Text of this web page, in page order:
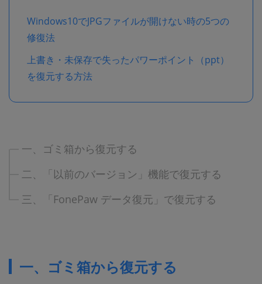
Windows10でJPGファイルが開けない時の5つの
修復法
上書き・未保存で失ったパワーポイント（ppt）
を復元する方法
一、ゴミ箱から復元する​
二、「以前のバージョン」機能で復元する
三、「FonePaw データ復元」で復元する
一、ゴミ箱から復元する